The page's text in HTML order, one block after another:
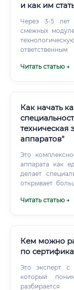
и как им
Через 3-5 лет
смежных
180 000 - 250
время учебы
стажировку
неполный день.
Читать статью →
Как начать
техническая
аппаратов"
Это
аппарата как
делает
открывает
всю картину
Читать статью →
Кем можно
по
Это эксперт с
который